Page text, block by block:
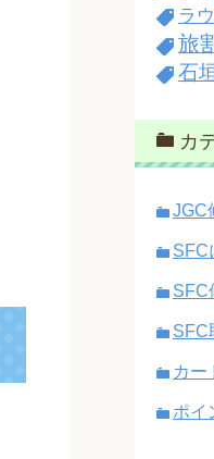
ラ
旅
石
カ
JGC
SFC
SFC
SFC
カー
ポイ